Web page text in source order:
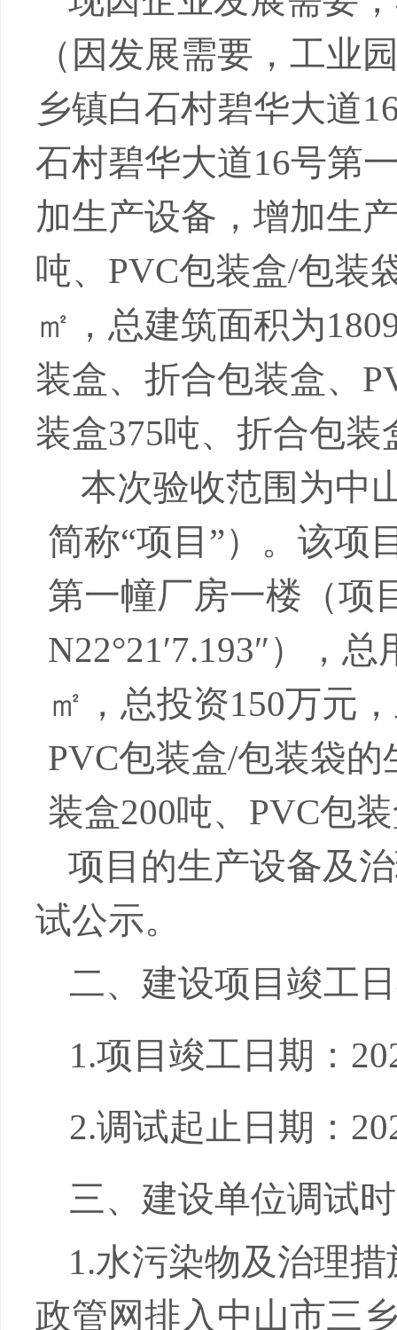
（因发展需要，工业
乡镇白石村碧华大道
石村碧华大道16号第
加生产设备，增加生
吨、 PVC包装盒/包装
㎡，总建筑面积为
装盒、折合包装盒、
装盒375吨、折合包装
本次验收范围为中
简称“项目”）。该项
第一幢厂房一楼（项
N22°21′7.193″），总
㎡，总投资150万元
PVC包装盒/包装袋的
装盒200吨、 PVC包
项目的生产设备及
试公示。
二、建设项目竣工
1.项目竣工日期：
2.调试起止日期：
三、建设单位调试
1.水污染物及治理
政管网排入中山市三